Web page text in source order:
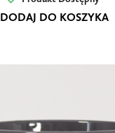
DODAJ DO KOSZYKA